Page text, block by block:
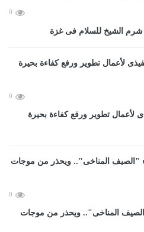
0
شرم الشيخ للسلام فى غزة
0
لأعمال تطوير ورفع كفاءة بحيرة
0
المناخى".. ويحذر من موجات